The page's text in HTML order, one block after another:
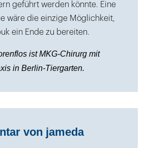
geführt werden könnte. Eine
wäre die einzige Möglichkeit,
ein Ende zu bereiten.
ist MKG-Chirurg mit
in Berlin-Tiergarten.
von jameda